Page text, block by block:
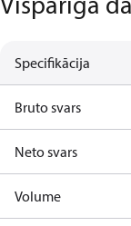
Specifikācija
Bruto svars
Neto svars
Volume